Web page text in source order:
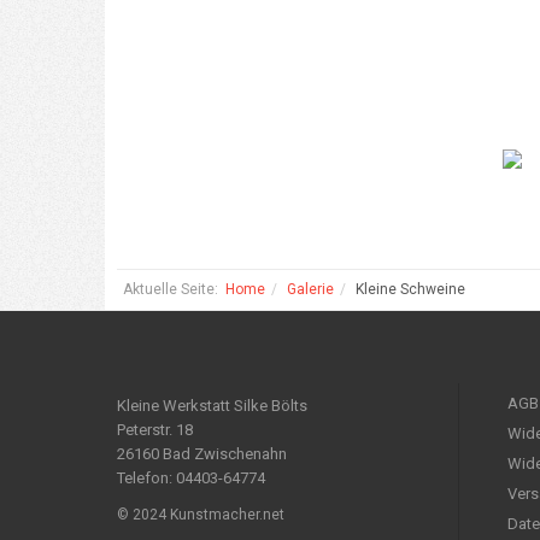
Aktuelle Seite: Home Galerie Kleine Schweine
Kleine Werkstatt Silke Bölts
Peterstr. 18
26160 Bad Zwischenahn
Telefon: 04403-64774
© 2024 Kunstmacher.net
AGB